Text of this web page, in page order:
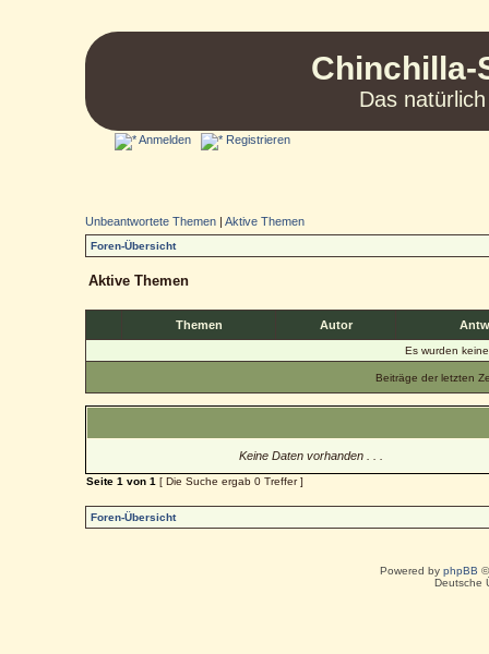
Chinchilla-
Das
Anmelden Registrieren
Unbeantwortete Themen |Aktive Themen
Foren-Übersicht
Aktive Themen
Themen Autor
Es wurden
Beiträge der letzten
Keine Daten vorhanden . . .
Seite1 von1 [ Die Suche ergab 0 Treffer ]
Foren-Übersicht
Powered by phpBB
Deutsche